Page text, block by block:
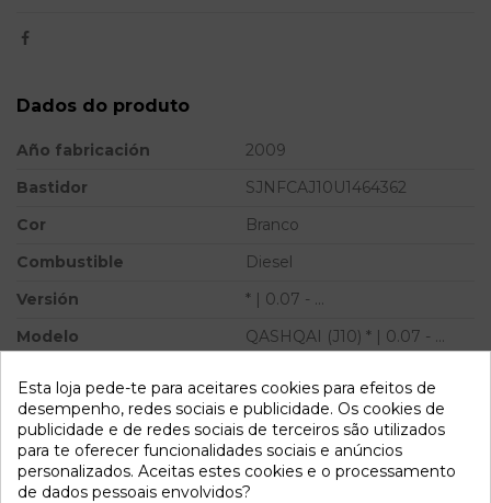
Dados do produto
Año fabricación
2009
Bastidor
SJNFCAJ10U1464362
Cor
Branco
Combustible
Diesel
Versión
* | 0.07 - ...
Modelo
QASHQAI (J10) * | 0.07 - ...
Referência 810925
Disponível a partir de: 2022-04-06
Descrição
Esta loja pede-te para aceitares cookies para efeitos de
desempenho, redes sociais e publicidade. Os cookies de
publicidade e de redes sociais de terceiros são utilizados
para te oferecer funcionalidades sociais e anúncios
personalizados. Aceitas estes cookies e o processamento
de dados pessoais envolvidos?